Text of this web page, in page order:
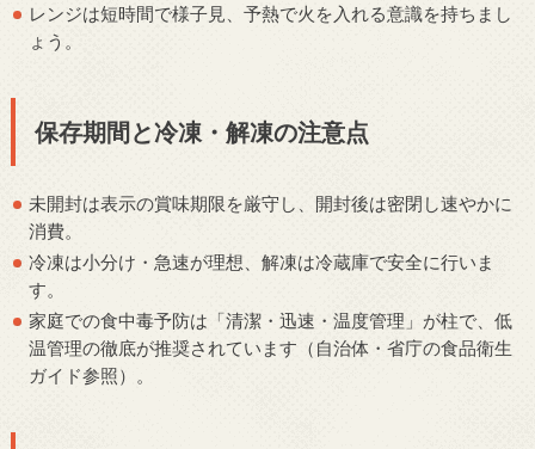
レンジは短時間で様子見、予熱で火を入れる意識を持ちまし
ょう。
保存期間と冷凍・解凍の注意点
未開封は表示の賞味期限を厳守し、開封後は密閉し速やかに
消費。
冷凍は小分け・急速が理想、解凍は冷蔵庫で安全に行いま
す。
家庭での食中毒予防は「清潔・迅速・温度管理」が柱で、低
温管理の徹底が推奨されています（自治体・省庁の食品衛生
ガイド参照）。